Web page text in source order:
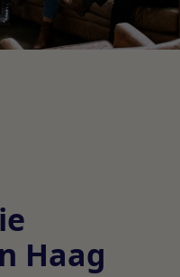
Haag